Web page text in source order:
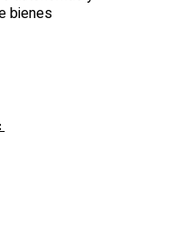
bienes